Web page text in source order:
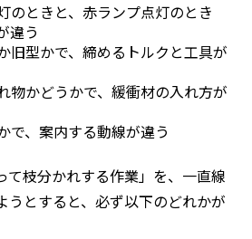
のときと、赤ランプ点灯のとき
違う
旧型かで、締めるトルクと工具が
物かどうかで、緩衝材の入れ方が
で、案内する動線が違う
て枝分かれする作業」を、一直線
うとすると、必ず以下のどれかが